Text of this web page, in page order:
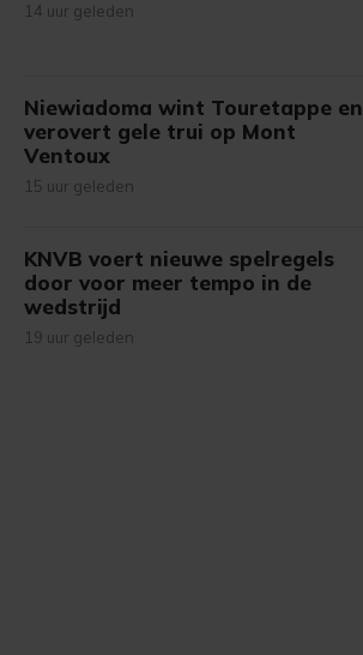
14 uur geleden
Niewiadoma wint Touretappe en
verovert gele trui op Mont
Ventoux
15 uur geleden
KNVB voert nieuwe spelregels
door voor meer tempo in de
wedstrijd
19 uur geleden